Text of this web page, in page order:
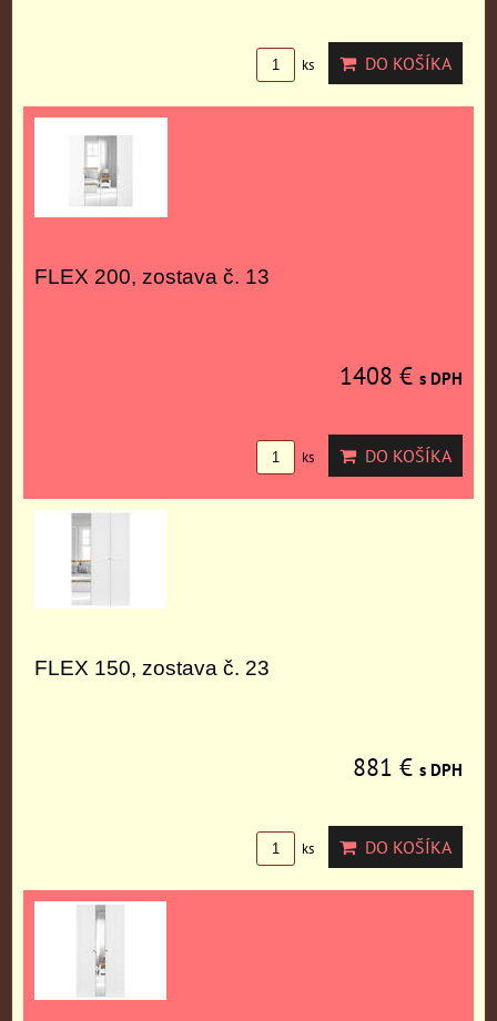
ks DO KOŠÍKA
FLEX 200, zostava č. 13
1408 € s DPH
ks DO KOŠÍKA
FLEX 150, zostava č. 23
881 € s DPH
ks DO KOŠÍKA